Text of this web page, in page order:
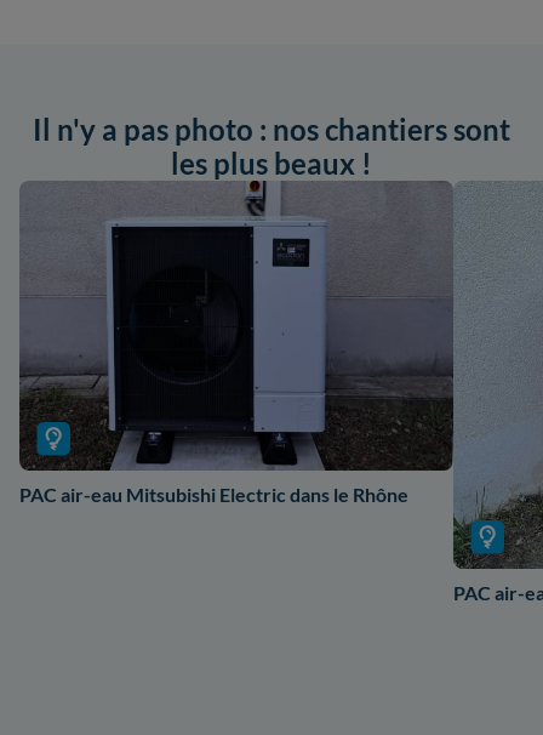
Il n'y a pas photo : nos chantiers sont
les plus beaux !
PAC air-eau Mitsubishi Electric dans le Rhône
PAC air-